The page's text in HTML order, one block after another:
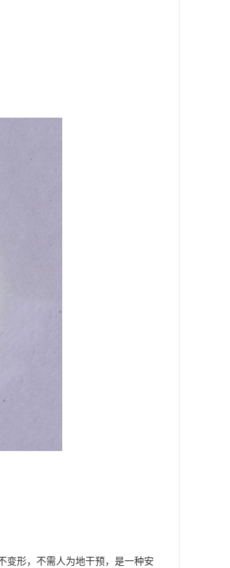
变形，不需人为地干预，是一种安